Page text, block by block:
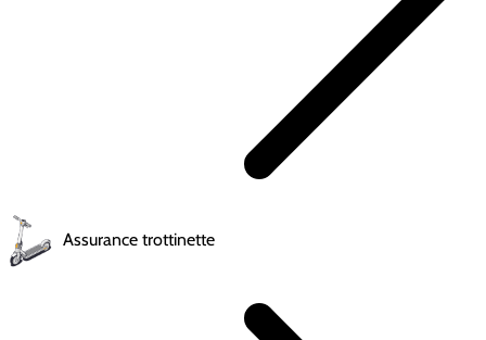
Assurance trottinette